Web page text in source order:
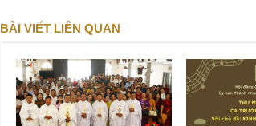
BÀI VIẾT LIÊN QUAN